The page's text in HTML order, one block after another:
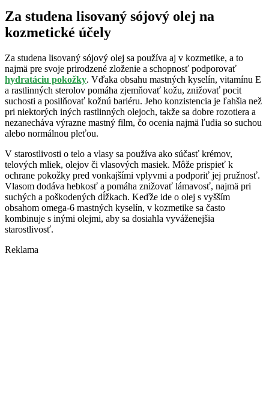
Za studena lisovaný sójový olej na
kozmetické účely
Za studena lisovaný sójový olej sa používa aj v kozmetike, a to
najmä pre svoje prirodzené zloženie a schopnosť podporovať
hydratáciu pokožky. Vďaka obsahu mastných kyselín, vitamínu E
a rastlinných sterolov pomáha zjemňovať kožu, znižovať pocit
suchosti a posilňovať kožnú bariéru. Jeho konzistencia je ľahšia než
pri niektorých iných rastlinných olejoch, takže sa dobre rozotiera a
nezanecháva výrazne mastný film, čo ocenia najmä ľudia so suchou
alebo normálnou pleťou.
V starostlivosti o telo a vlasy sa používa ako súčasť krémov,
telových mliek, olejov či vlasových masiek. Môže prispieť k
ochrane pokožky pred vonkajšími vplyvmi a podporiť jej pružnosť.
Vlasom dodáva hebkosť a pomáha znižovať lámavosť, najmä pri
suchých a poškodených dĺžkach. Keďže ide o olej s vyšším
obsahom omega-6 mastných kyselín, v kozmetike sa často
kombinuje s inými olejmi, aby sa dosiahla vyváženejšia
starostlivosť.
Reklama